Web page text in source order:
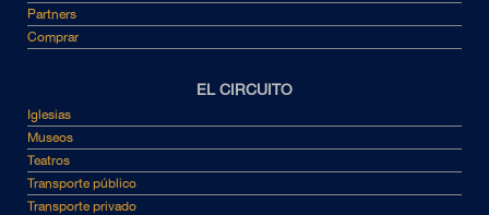
Partners
Comprar
EL CIRCUITO
Iglesias
Museos
Teatros
Transporte público
Transporte privado